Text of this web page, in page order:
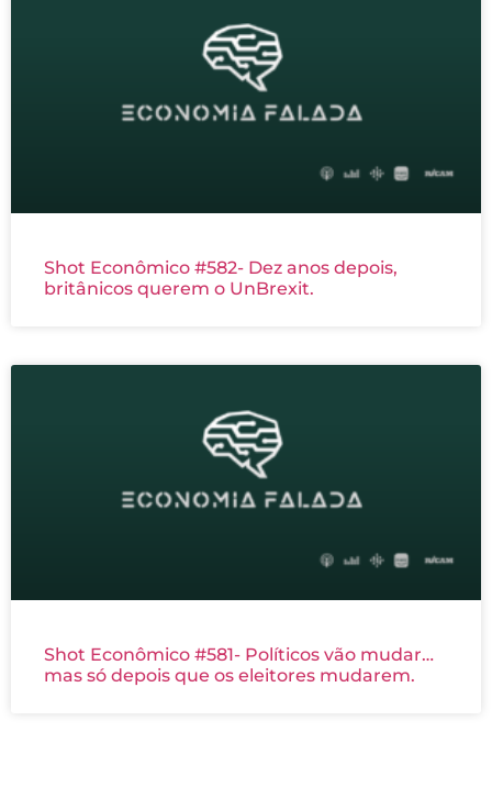
Shot Econômico #582- Dez anos depois,
britânicos querem o UnBrexit.
Shot Econômico #581- Políticos vão mudar…
mas só depois que os eleitores mudarem.